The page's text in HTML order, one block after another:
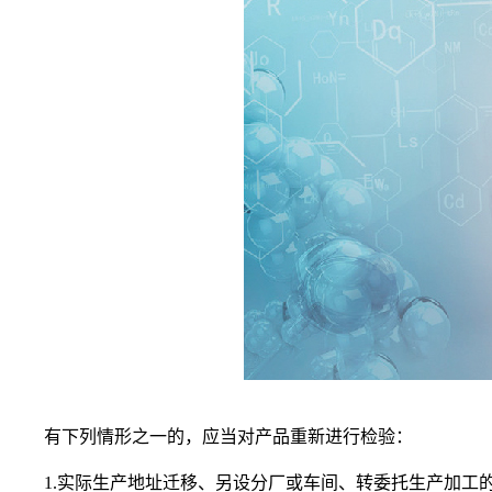
有下列情形之一的，应当对产品重新进行检验：
1.实际生产地址迁移、另设分厂或车间、转委托生产加工